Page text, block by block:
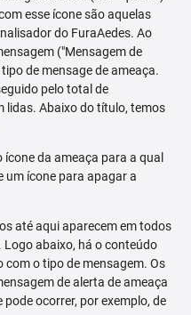
esse ícone são aquelas
do FuraAedes. Ao
("Mensagem de
de mensage de ameaça.
pelo total de
lidas. Abaixo do título, temos
da ameaça para a qual
um ícone para apagar a
até aqui aparecem em todos
Logo abaixo, há o conteúdo
com o tipo de mensagem. Os
de alerta de ameaça
ocorrer, por exemplo, de